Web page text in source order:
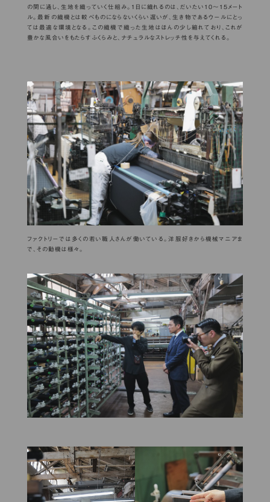
の間に通し、生地を織っていく仕組み。１日に織れるのは、だいたい10〜15メート
ル。最新の織機とは較べものにならないくらい遅いが、生き物であるウールにとっ
ては最適な環境となる。この織機で織った生地はほんの少し縮れており、これが
豊かな風合いをもたらすふくらみと、ナチュラルなストレッチ性を与えてくれる。
ファクトリーでは多くの若い職人さんが働いている。洋服好きから機械マニアま
で、その動機は様々。